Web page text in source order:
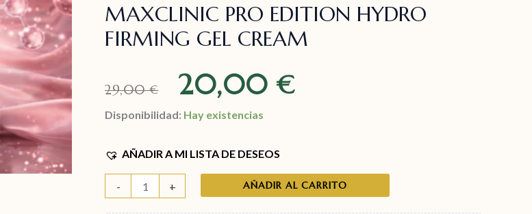
MAXCLINIC PRO EDITION HYDRO
FIRMING GEL CREAM
29,00€ 20,00€
Disponibilidad: Hay existencias
AÑADIR A MI LISTA DE DESEOS
- + AÑADIR AL CARRITO